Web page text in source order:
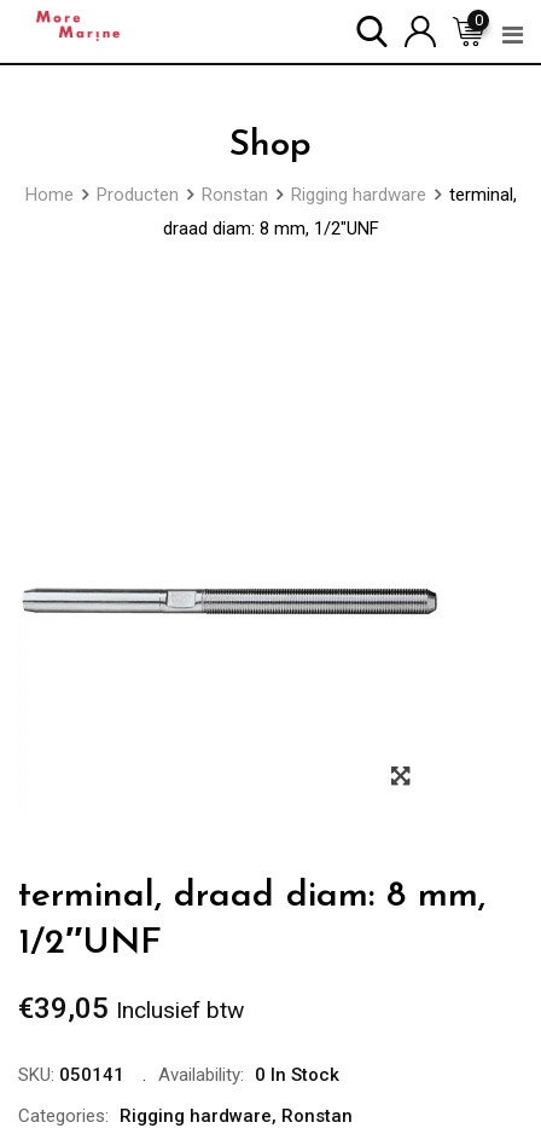
0
Shop
Home Producten Ronstan Rigging hardware
terminal,
draad diam: 8 mm, 1/2″UNF
Zoom
terminal, draad diam: 8 mm,
1/2″UNF
€39,05 Inclusief btw
SKU: 050141 Availability:
0 In Stock
Categories:
Rigging hardware, Ronstan